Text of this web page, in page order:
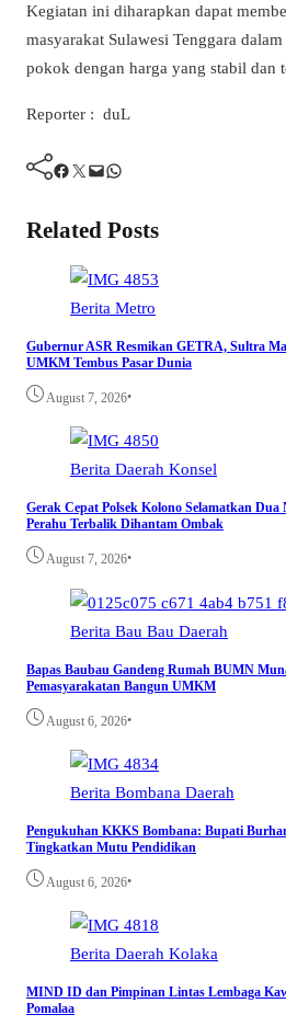
Kegiatan ini diharapkan dapat
masyarakat Sulawesi Tenggara
pokok dengan harga yang stabil dan
Reporter : duL
Facebook Twitter Mail WhatsApp
Related Posts
Berita Metro
Gubernur ASR Resmikan GETRA, Sultra
UMKM Tembus Pasar Dunia
August 7, 2026•
Berita Daerah Konsel
Gerak Cepat Polsek Kolono Selamatkan
Perahu Terbalik Dihantam Ombak
August 7, 2026•
Berita Bau Bau Daerah
Bapas Baubau Gandeng Rumah BUMN
Pemasyarakatan Bangun UMKM
August 6, 2026•
Berita Bombana Daerah
Pengukuhan KKKS Bombana: Bupati
Tingkatkan Mutu Pendidikan
August 6, 2026•
Berita Daerah Kolaka
MIND ID dan Pimpinan Lintas Lembaga
Pomalaa